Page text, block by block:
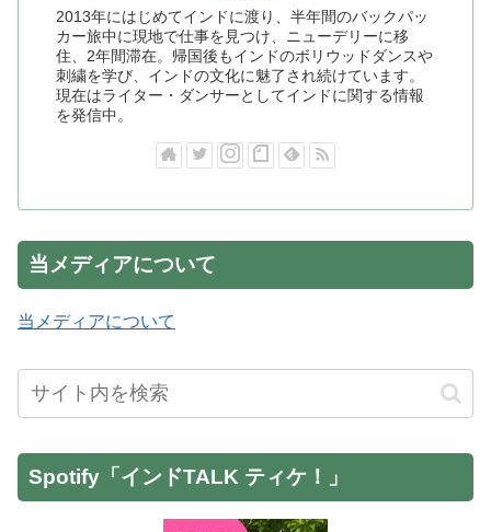
2013年にはじめてインドに渡り、半年間のバックパッ
カー旅中に現地で仕事を見つけ、ニューデリーに移
住、2年間滞在。帰国後もインドのボリウッドダンスや
刺繍を学び、インドの文化に魅了され続けています。
現在はライター・ダンサーとしてインドに関する情報
を発信中。
当メディアについて
当メディアについて
Spotify「インドTALK ティケ！」